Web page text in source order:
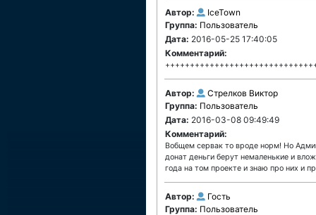
Автор:
IceTown
Группа: Пользователь
Дата: 2016-05-25 17:40:05
Комментарий:
Автор:
Стрелков Виктор
Группа: Пользователь
Дата: 2016-03-08 09:49:49
Комментарий:
Вобщем сервак то вроде норм! Но
донат деньги берут немаленькие и
года на том проекте и знаю про них и
Автор:
Гость
Группа: Пользователь